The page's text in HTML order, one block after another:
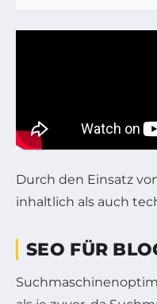
Durch den Einsatz
inhaltlich als auch
SEO FÜR